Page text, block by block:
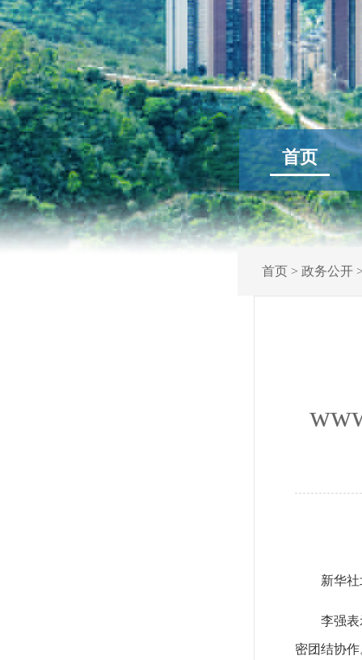
首页
首页> 政务公开
新华
李强
密团结协